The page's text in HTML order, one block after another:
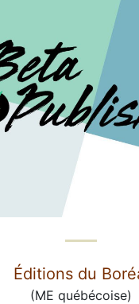
Éditions du
(ME québécoise)